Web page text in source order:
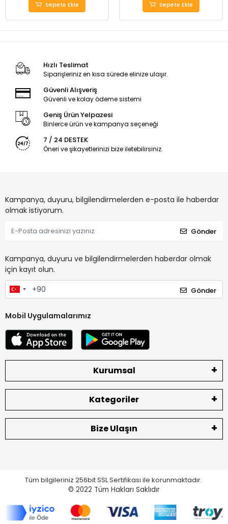
Sepete Ekle Sepete Ekle
Hızlı Teslimat
Siparişleriniz en kısa sürede elinize ulaşır.
Güvenli Alışveriş
Güvenli ve kolay ödeme sistemi
Geniş Ürün Yelpazesi
Binlerce ürün ve kampanya seçeneği
7 / 24 DESTEK
Öneri ve şikayetlerinizi bize iletebilirsiniz.
Kampanya, duyuru, bilgilendirmelerden e-posta ile haberdar
olmak istiyorum.
Gönder
Kampanya, duyuru ve bilgilendirmelerden haberdar olmak
için kayıt olun.
Gönder
Mobil Uygulamalarımız
Kurumsal
Kategoriler
Bize Ulaşın
Tüm bilgileriniz 256bit SSL Sertifikası ile korunmaktadır.
© 2022 Tüm Hakları Saklıdır